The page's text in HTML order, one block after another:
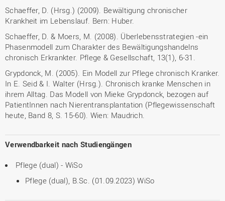
Schaeffer, D. (Hrsg.) (2009). Bewältigung chronischer
Krankheit im Lebenslauf. Bern: Huber.
Schaeffer, D. & Moers, M. (2008). Überlebensstrategien -ein
Phasenmodell zum Charakter des Bewältigungshandelns
chronisch Erkrankter. Pflege & Gesellschaft, 13(1), 6-31.
Grypdonck, M. (2005). Ein Modell zur Pflege chronisch Kranker.
In E. Seid & I. Walter (Hrsg.). Chronisch kranke Menschen in
ihrem Alltag. Das Modell von Mieke Grypdonck, bezogen auf
PatientInnen nach Nierentransplantation (Pflegewissenschaft
heute, Band 8, S. 15-60). Wien: Maudrich.
Verwendbarkeit nach Studiengängen
Pflege (dual) - WiSo
Pflege (dual), B.Sc. (01.09.2023) WiSo